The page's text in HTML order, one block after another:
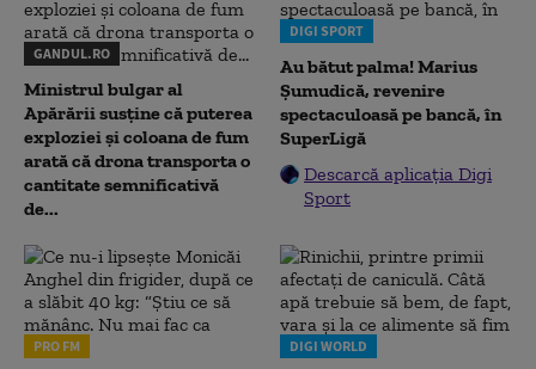
GANDUL.RO
Ministrul bulgar al
Apărării susține că puterea
exploziei și coloana de fum
arată că drona transporta o
cantitate semnificativă
de...
DIGI SPORT
Au bătut palma! Marius
Șumudică, revenire
spectaculoasă pe bancă, în
SuperLigă
Descarcă aplicația Digi
Sport
PRO FM DIGI WORLD